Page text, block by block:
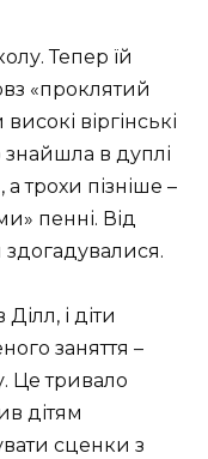
Тепер їй
«проклятий
віргінські
в дуплі
трохи пізніше –
пенні. Від
здогадувалися.
і діти
заняття –
Це тривало
дітям
сценки з